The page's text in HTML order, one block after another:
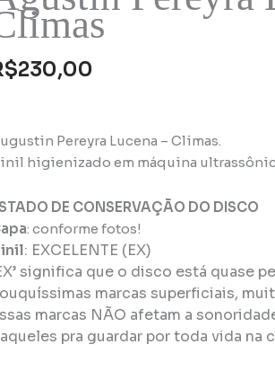
230,00
Pereyra Lucena – Climas.
higienizado em máquina
DE CONSERVAÇÃO DO DISCO
: conforme fotos!
: EXCELENTE (EX)
significa que o disco está quase
marcas superficiais,
marcas NÃO afetam a
pra guardar por toda vida na